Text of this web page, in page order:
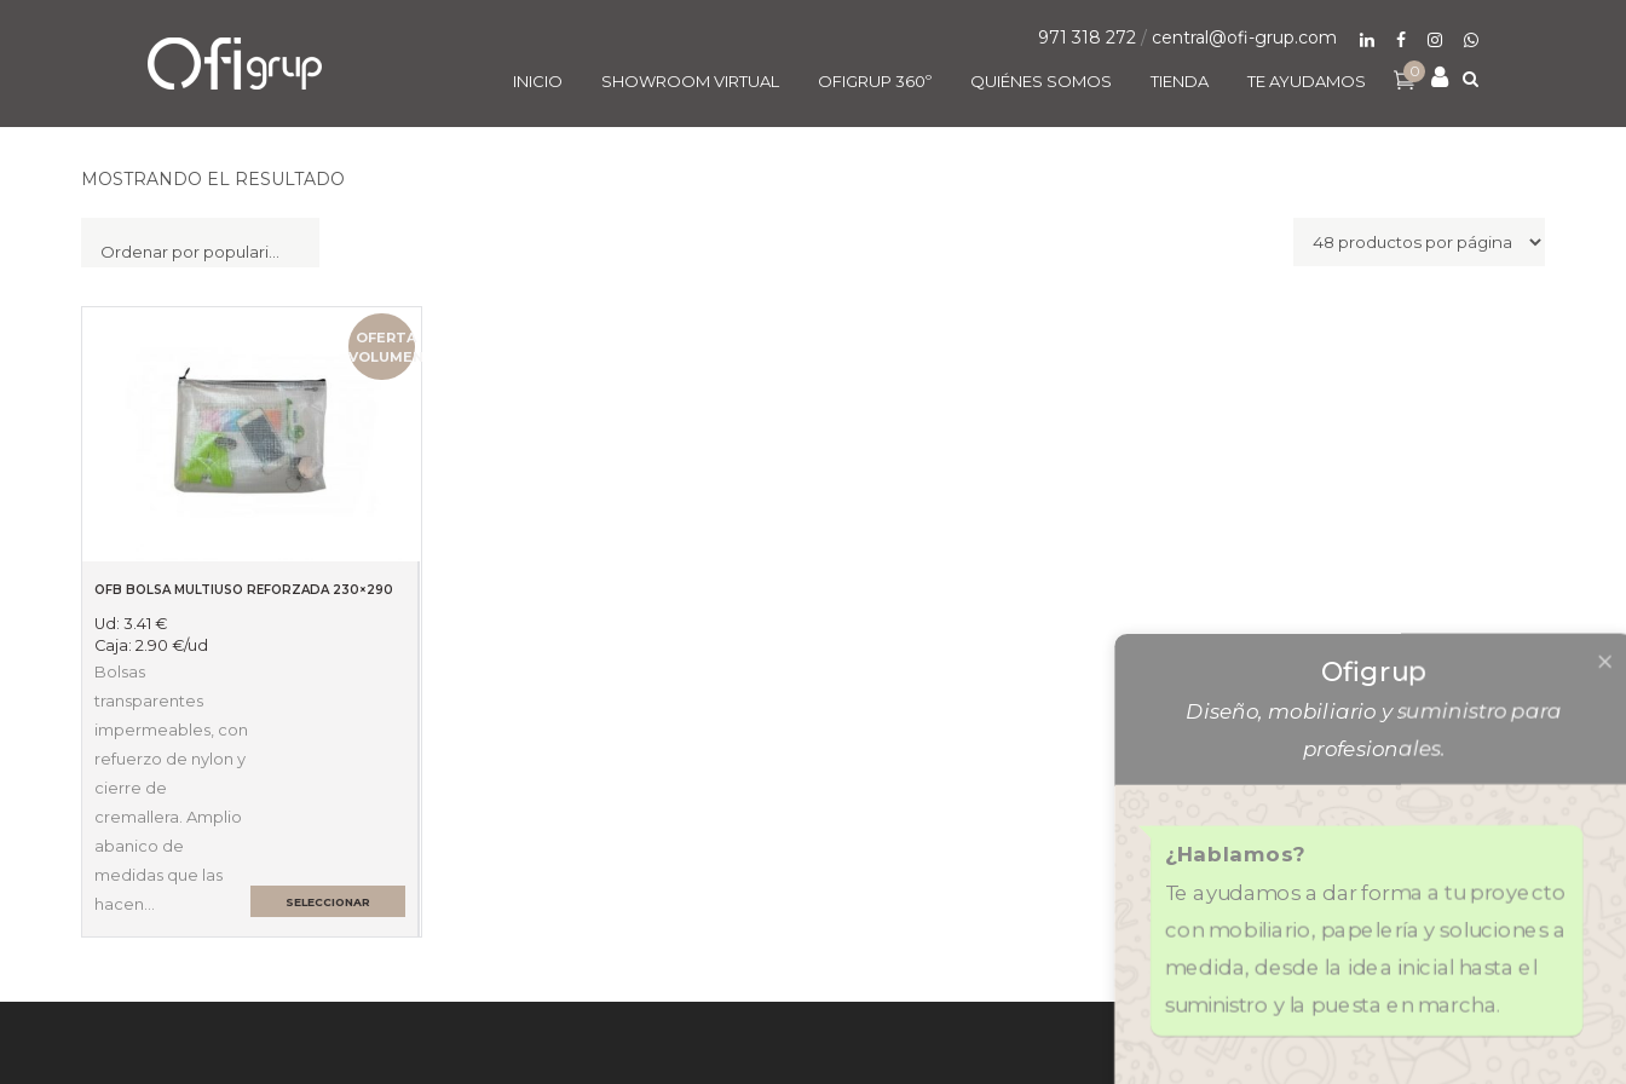
0
INICIO SHOWROOM VIRTUAL OFIGRUP 360º QUIÉNES SOMOS TIENDA TE AYUDAMOS
971 318 272 / central@ofi-grup.com
MOSTRANDO EL RESULTADO
OFERTA
VOLUMEN
OFB BOLSA MULTIUSO REFORZADA 230×290
Ud:3.41€
Caja:2.90€/ud
Bolsas
transparentes
impermeables, con
refuerzo de nylon y
cierre de
cremallera. Amplio
abanico de
medidas que las
hacen…
SELECCIONAR
Ofigrup
¿Hablamos?
Te ayudamos a dar forma a tu proyecto
con mobiliario, papelería y soluciones a